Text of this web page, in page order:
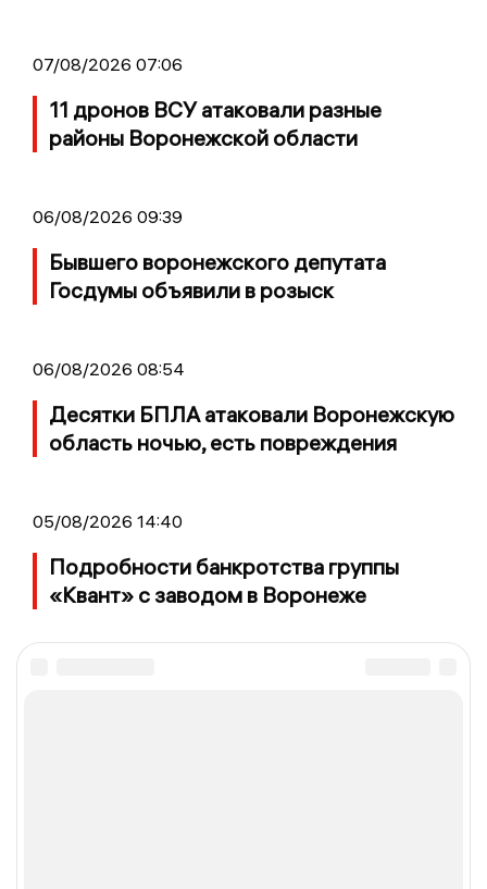
07/08/2026 07:06
11 дронов ВСУ атаковали разные
районы Воронежской области
06/08/2026 09:39
Бывшего воронежского депутата
Госдумы объявили в розыск
06/08/2026 08:54
Десятки БПЛА атаковали Воронежскую
область ночью, есть повреждения
05/08/2026 14:40
Подробности банкротства группы
«Квант» с заводом в Воронеже